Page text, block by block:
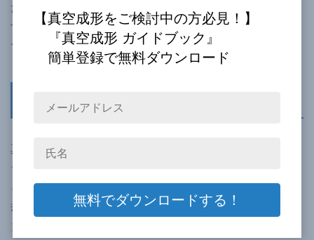
ための重要な技術の一つに「シボ模様」の加工がありま
す。本記事では、真空成形におけるシボ模様に焦点を当
て、その目的から代表的な種類までを詳しく解説します。
真空成形とは？
真空成形とは、加熱して軟化させた熱可塑性プラスチック
シートを、型の形状に合わせて真空吸引することで成形す
る技術です。また、真空成形後にプラスチックシートを冷
却して固化させ、後工程で余分な部分を切断する（トリミ
ング）ことで、製品が完成します。
【真空成形をご検討中の方必見！】
『真空成形 ガイドブック』
簡単登録で無料ダウンロード